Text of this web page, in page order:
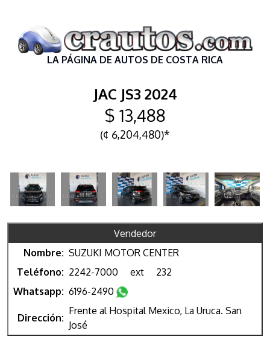
LA PÁGINA DE AUTOS DE COSTA RICA
JAC JS3 2024
$ 13,488
(¢ 6,204,480)*
Vendedor
Nombre: SUZUKI MOTOR CENTER
Teléfono: 2242-7000 ext
232
Whatsapp: 6196-2490
Dirección:
Frente al Hospital Mexico, La Uruca. San
José